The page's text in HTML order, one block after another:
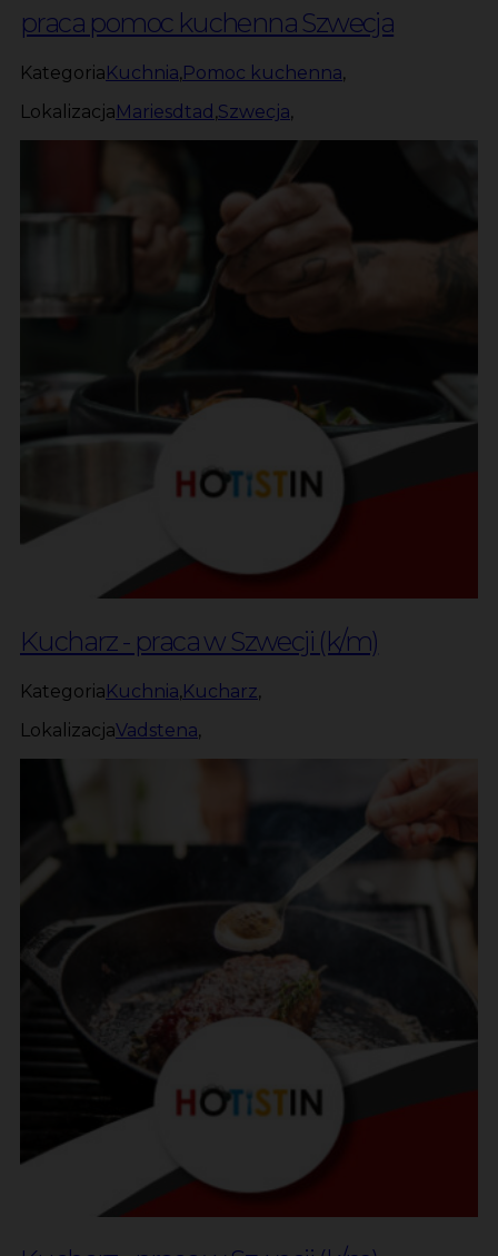
praca pomoc kuchenna Szwecja
KategoriaKuchnia,Pomoc kuchenna,
LokalizacjaMariesdtad ,Szwecja,
Kucharz - praca w Szwecji (k/m)
KategoriaKuchnia,Kucharz,
LokalizacjaVadstena,